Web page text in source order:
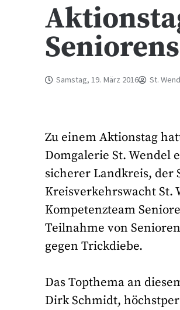
Samstag, 19. März 2016 St.
Zu einem Aktionstag
Domgalerie St. Wendel
sicherer Landkreis, der
Kreisverkehrswacht St.
Kompetenzteam
Teilnahme von
gegen Trickdiebe.
Das Topthema an
Dirk Schmidt,